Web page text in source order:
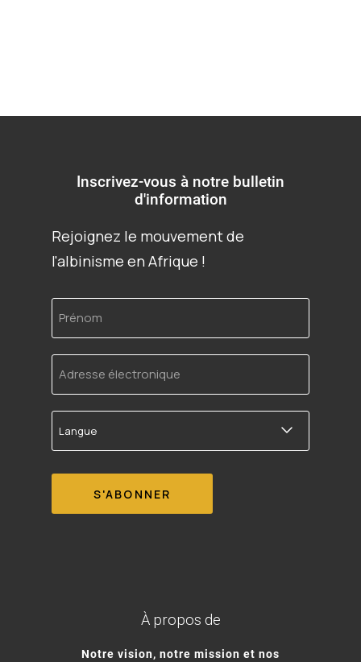
Inscrivez-vous à notre bulletin
d'information
Rejoignez le mouvement de
l'albinisme en Afrique !
Prénom
Adresse
électronique
Langue
À propos de
Notre vision, notre mission et nos